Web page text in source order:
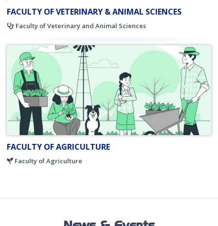
FACULTY OF VETERINARY & ANIMAL SCIENCES
Faculty of Veterinary and Animal Sciences
FACULTY OF AGRICULTURE
Faculty of Agriculture